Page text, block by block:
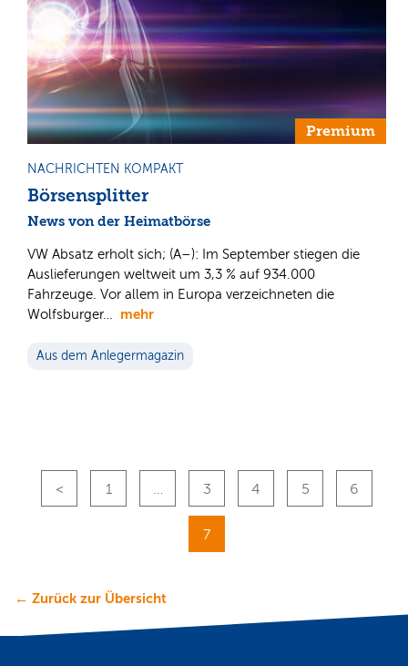
Premium
NACHRICHTEN KOMPAKT
Börsensplitter
News von der Heimatbörse
VW Absatz erholt sich; (A–): Im September stiegen die
Auslieferungen weltweit um 3,3 % auf 934.000
Fahrzeuge. Vor allem in Europa verzeichneten die
Wolfsburger… mehr
Aus dem Anlegermagazin
1 … 3 4 5 6
7
← Zurück zur Übersicht